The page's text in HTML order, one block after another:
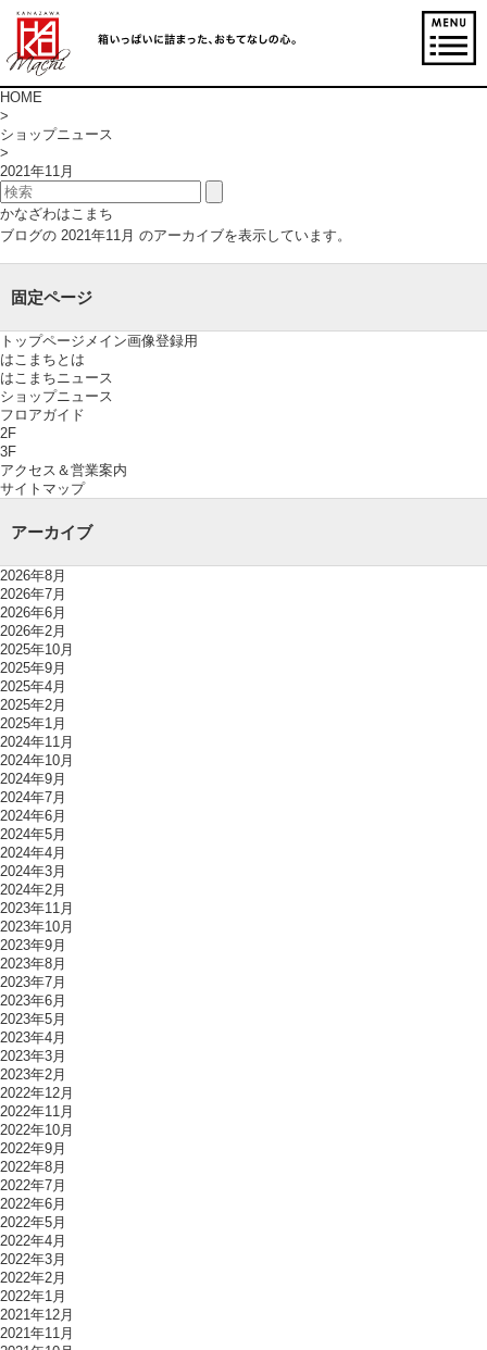
HOME
>
ショップニュース
>
2021年11月
かなざわはこまち
ブログの 2021年11月 のアーカイブを表示しています。
固定ページ
トップページメイン画像登録用
はこまちとは
はこまちニュース
ショップニュース
フロアガイド
2F
3F
アクセス＆営業案内
サイトマップ
アーカイブ
2026年8月
2026年7月
2026年6月
2026年2月
2025年10月
2025年9月
2025年4月
2025年2月
2025年1月
2024年11月
2024年10月
2024年9月
2024年7月
2024年6月
2024年5月
2024年4月
2024年3月
2024年2月
2023年11月
2023年10月
2023年9月
2023年8月
2023年7月
2023年6月
2023年5月
2023年4月
2023年3月
2023年2月
2022年12月
2022年11月
2022年10月
2022年9月
2022年8月
2022年7月
2022年6月
2022年5月
2022年4月
2022年3月
2022年2月
2022年1月
2021年12月
2021年11月